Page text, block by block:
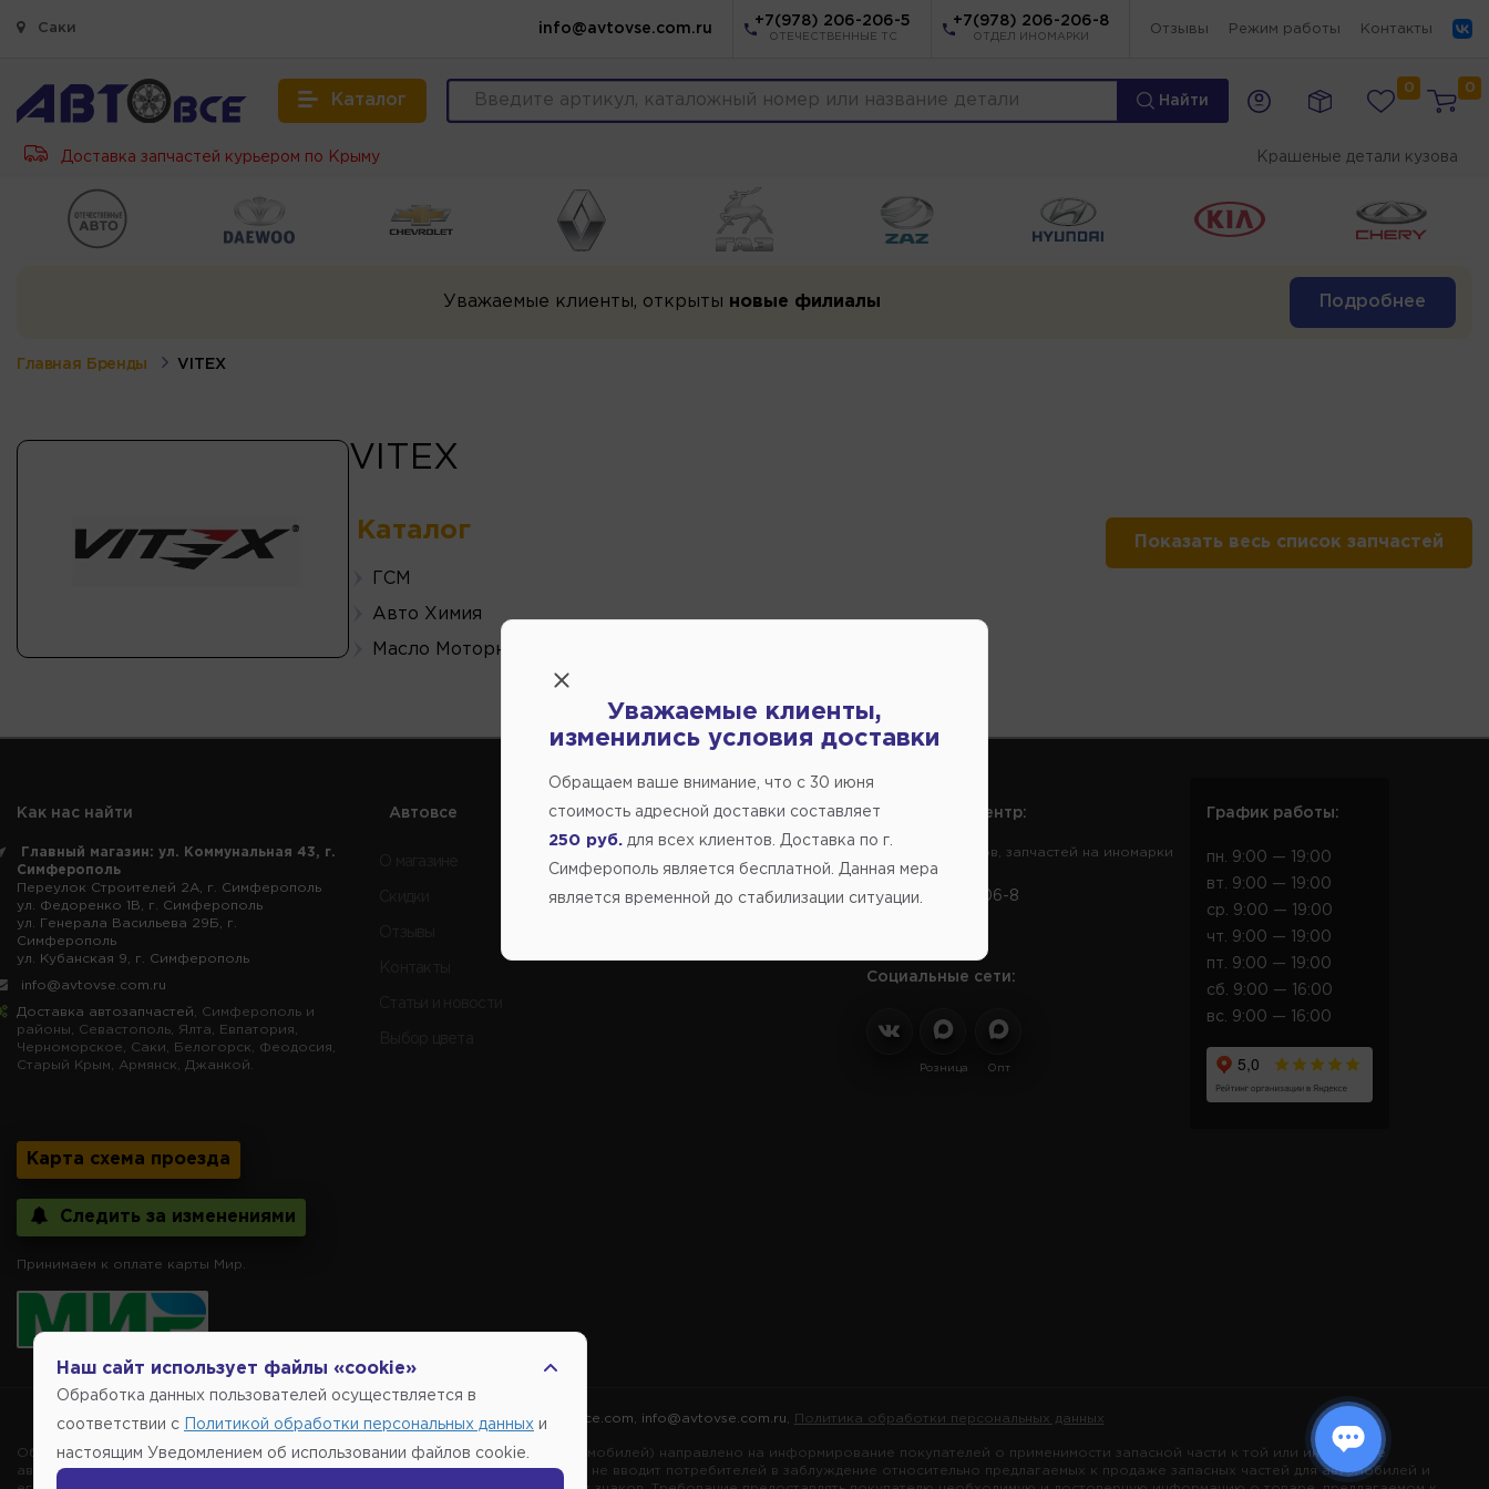
Саки info@avtovse.com.ru
+7(978) 206-206-5
ОТЕЧЕСТВЕННЫЕ ТС
+7(978) 206-206-8
ОТДЕЛ ИНОМАРКИ
Отзывы Режим работы Контакты
Каталог Найти
0 0
Доставка запчастей курьером по Крыму Крашеные детали кузова
Уважаемые клиенты, открыты новые филиалы Подробнее
Главная Бренды VITEX
VITEX
Каталог
ГСМ
Авто Химия
Масло Моторное
Показать весь список запчастей
Как нас найти
Главный магазин: ул. Коммунальная 43, г.
Симферополь
Переулок Строителей 2А, г. Симферополь
ул. Федоренко 1В, г. Симферополь
ул. Генерала Васильева 29Б, г.
Симферополь
ул. Кубанская 9, г. Симферополь
info@avtovse.com.ru
Доставка автозапчастей , Симферополь и
районы, Севастополь, Ялта, Евпатория,
Черноморское, Саки, Белогорск, Феодосия,
Старый Крым, Армянск, Джанкой.
Карта схема проезда
Следить за изменениями
Принимаем к оплате карты Мир.
Автовсе Справочный центр:
+7(978) 206-206-5
Справочный центр:
Заказ шин, дисков, запчастей на иномарки
+7(978) 206-206-8
Социальные сети:
Розница Опт
График работы:
пн. 9:00 — 19:00
вт. 9:00 — 19:00
ср. 9:00 — 19:00
чт. 9:00 — 19:00
пт. 9:00 — 19:00
сб. 9:00 — 16:00
вс. 9:00 — 16:00
Copyright @2014-2026 | Автовсе.com info@avtovse.com.ru Политика обработки персональных данных
Обращаем внимание, указание ТОВАРНЫХ ЗНАКОВ (наименований марок автомобилей) направлено на информирование покупателей о применимости запасной части к той или иной марке
автомобиля, то есть на потребительские свойства товара. Данная информация не вводит потребителей в заблуждение относительно предлагаемых к продаже запасных частей для автомобилей и
Наш сайт использует файлы «cookie»
Обработка данных пользователей осуществляется в
соответствии с Политикой обработки персональных данных и
настоящим Уведомлением об использовании файлов cookie.
Уважаемые клиенты,
изменились условия доставки
Обращаем ваше внимание, что c 30 июня
стоимость адресной доставки составляет
250 руб. для всех клиентов. Доставка по г.
Симферополь является бесплатной. Данная мера
является временной до стабилизации ситуации.